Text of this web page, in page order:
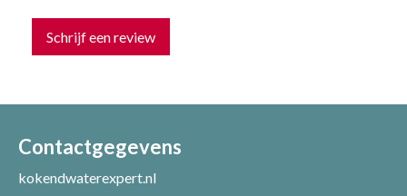
Schrijf een review
Uw naam *
Contactgegevens
kokendwaterexpert.nl